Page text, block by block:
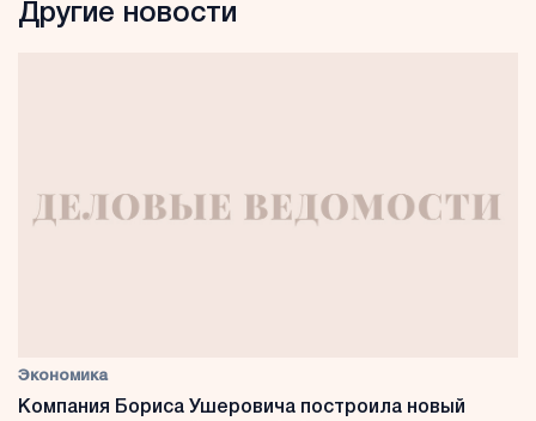
Другие новости
Экономика
Компания Бориса Ушеровича построила новый